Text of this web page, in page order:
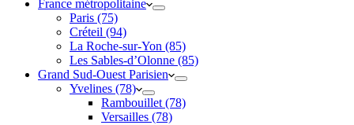
France métropolitaine
Paris (75)
Créteil (94)
La Roche-sur-Yon (85)
Les Sables-d’Olonne (85)
Grand Sud-Ouest Parisien
Yvelines (78)
Rambouillet (78)
Versailles (78)